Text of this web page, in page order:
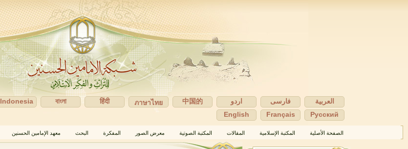
العربية فارسی اردو 中国的
ภาษาไทย
हिंदी
বাংলা
Indonesia
Pусский
Français
English
الصفحة الأصلية المكتبة الإسلامية المقالات المكتبة الصوتية معرض الصور المفكرة البحث معهد الإمامين الحسنين